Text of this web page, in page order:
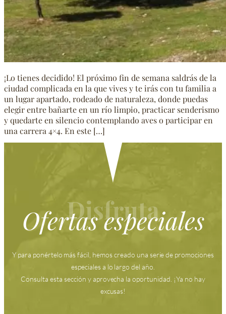
¡Lo tienes decidido! El próximo fin de semana saldrás de la
ciudad complicada en la que vives y te irás con tu familia a
un lugar apartado, rodeado de naturaleza, donde puedas
elegir entre bañarte en un río limpio, practicar senderismo
y quedarte en silencio contemplando aves o participar en
una carrera 4×4. En este […]
Disfruta
Ofertas especiales
Y para ponértelo más fácil, hemos creado una serie de promociones
especiales a lo largo del año.
Consulta esta sección y aprovecha la oportunidad. ¡Ya no hay
excusas!